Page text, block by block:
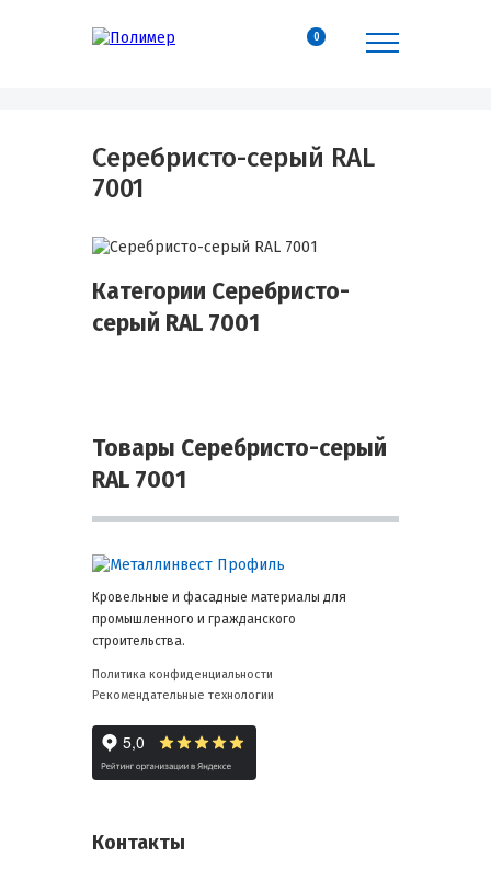
0
Серебристо-серый RAL
7001
Категории Серебристо-
серый RAL 7001
Товары Серебристо-серый
RAL 7001
Кровельные и фасадные материалы для
промышленного и гражданского
строительства.
Политика конфиденциальности
Рекомендательные технологии
Контакты